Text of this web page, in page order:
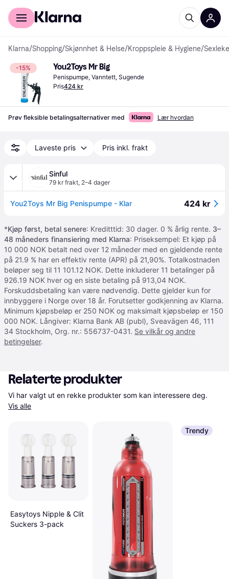
For kunder
Klarna/Shopping/Skjønnhet & Helse/Kroppspleie & Hygiene/
-15% You2Toys Mr Big
Penispumpe, Vanntett, Sugende
Pris424 kr
Prøv fleksible betalingsalternativer med Lær hvordan
Laveste pris Pris inkl. frakt
Sinful
79 kr frakt, 2–4 dager
You2Toys Mr Big Penispumpe - Klar 424 kr
*Kjøp først, betal senere: Kreditttid: 30 dager. 0 % årlig rente. 3–
48 måneders finansiering med Klarna: Priseksempel: Et kjøp på
10 000 NOK betalt ned over 12 måneder med en gjeldende rente
på 21.9 % har en effektiv rente (APR) på 21,90%. Totalkostnaden
beløper seg til 11 101.12 NOK. Dette inkluderer 11 betalinger på
926.19 NOK hver og en siste betaling på 913,04 NOK.
Forskuddsbetaling kan være nødvendig. Dette gjelder kun for
innbyggere i Norge over 18 år. Forutsetter godkjenning av Klarna.
Minimum kjøpsbeløp er 250 NOK og maksimalt kjøpsbeløp er 150
000 NOK. Långiver: Klarna Bank AB (publ), Sveavägen 46, 111
34 Stockholm, Org. nr.: 556737-0431. Se vilkår og andre
betingelser.
Relaterte produkter
Vis alle
Easytoys Nipple & Clit
Suckers 3-pack
Trendy